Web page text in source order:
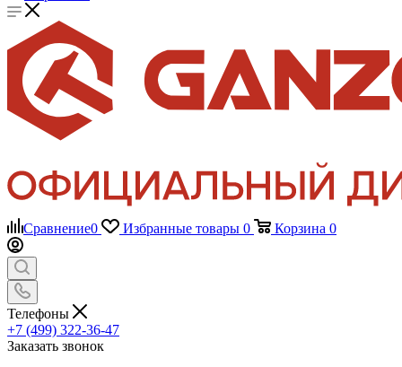
Сравнение0 Избранные товары 0 Корзина 0
Телефоны
+7 (499) 322-36-47
Заказать звонок